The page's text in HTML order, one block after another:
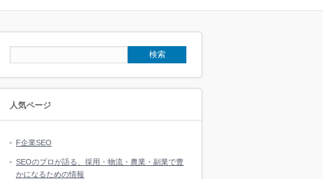
人気ページ
F企業SEO
SEOのプロが語る、採用・物流・農業・副業で豊
かになるための情報